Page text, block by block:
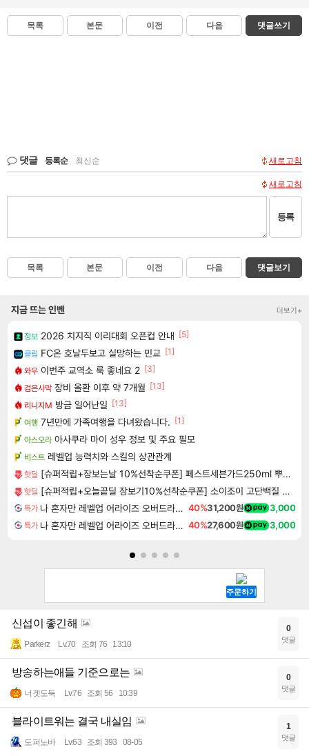
목록 본문 이전 다음 댓글쓰기
댓글 등록순 최신순 새로고침
새로고침
등록
목록 본문 이전 다음 댓글보기
지금 뜨는 인벤 더보기+
정보 2026 치지직 이리대회 오픈컵 안내
[5]
클립 FC온 호날두보고 실망하는 민교 [1]
와우 이번주 교역소 룩 좋네요 2 [3]
검은사막 장비 올환 이후 약 7개월 [13]
리니지M 방금 일어난일 [13]
여행 7년만에 가족여행을 다녀왔습니다. [1]
아스오라 아사쿠라 마이 성우 정보 및 주요 필모
비스트 레벨업 능력치와 스킬의 상관관계
핫딜 [슈퍼적립+장보는날 10%선착순쿠폰] 페스트세븐가드250ml 뿌리는 바퀴벌레약 빈대 벼룩 집벌레 벌레 살충제 트랩 약 박멸 약국 퇴치 제거 퇴치약 퇴치제 퇴치법 하수구 흰
핫딜 [슈퍼적립+오늘끝딜 장보기10%선착순쿠폰] 소이조이 고단백질 고식이섬유 글루텐프리 8종 버라이어티팩, 16개입, 1개 [원산지:일본]
특가 나 혼자만 레벨업 어라이즈 오버드라이브 디럭스 에디션 Solo Leveling Arise Overdrive Deluxe Edition 40%31,200원 3,000
특가 나 혼자만 레벨업 어라이즈 오버드라이브 Solo Leveling Arise 40%27,600원 3,000
신섭이 좋긴해
Parkerz Lv.70 조회 76 13:10
0
댓글
방송하는애들 기준으로는
너겟도둑 Lv.76 조회 56 10:39
0
댓글
블라이트워는 결국 내실임
도퍼노바 Lv.63 조회 393 08-05
1
댓글